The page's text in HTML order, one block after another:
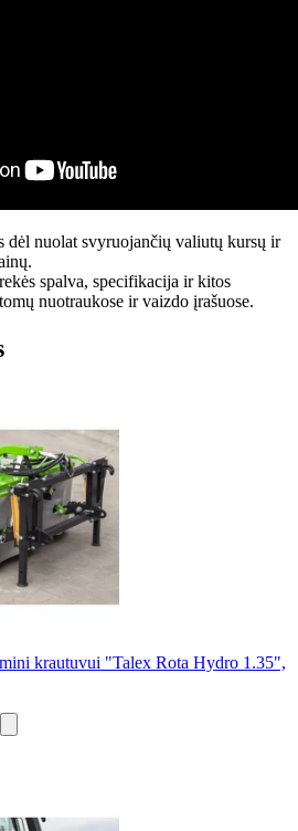
dėl nuolat svyruojančių valiutų kursų ir
spalva, specifikacija ir kitos
nuotraukose ir vaizdo įrašuose.
krautuvui "Talex Rota Hydro 1.35",